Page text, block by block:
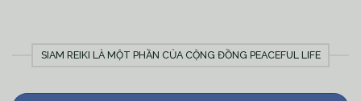
SIAM REIKI LÀ MỘT PHẦN CỦA CỘNG ĐỒNG PEACEFUL LIFE